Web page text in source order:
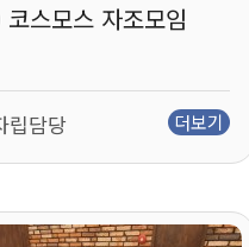
스모스 자조모임
립담당 더보기